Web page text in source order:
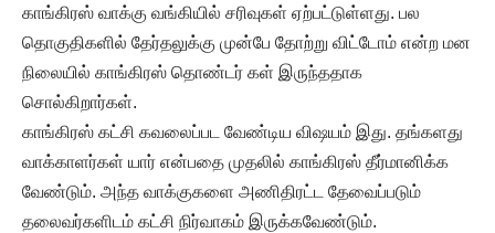
காங்கிரஸ் வாக்கு வங்கியில் சரிவுகள் ஏற்பட்டுள்ளது. பல
தொகுதிகளில் தேர்தலுக்கு முன்பே தோற்று விட்டோம் என்ற மன
நிலையில் காங்கிரஸ் தொண்டர் கள் இருந்ததாக
சொல்கிறார்கள்.
காங்கிரஸ் கட்சி கவலைப்பட வேண்டிய விஷயம் இது. தங்களது
வாக்காளர்கள் யார் என்பதை முதலில் காங்கிரஸ் தீர்மானிக்க
வேண்டும். அந்த வாக்குகளை அணிதிரட்ட தேவைப்படும்
தலைவர்களிடம் கட்சி நிர்வாகம் இருக்கவேண்டும்.